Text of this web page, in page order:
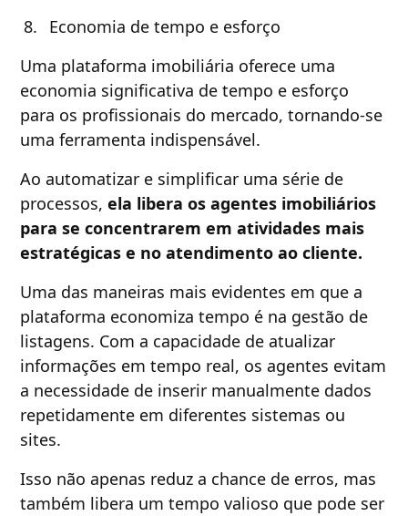
Economia de tempo e esforço
Uma plataforma imobiliária oferece uma
economia significativa de tempo e esforço
para os profissionais do mercado, tornando-se
uma ferramenta indispensável.
Ao automatizar e simplificar uma série de
processos,ela libera os agentes imobiliários
para se concentrarem em atividades mais
estratégicas e no atendimento ao cliente.
Uma das maneiras mais evidentes em que a
plataforma economiza tempo é na gestão de
listagens. Com a capacidade de atualizar
informações em tempo real, os agentes evitam
a necessidade de inserir manualmente dados
repetidamente em diferentes sistemas ou
sites.
Isso não apenas reduz a chance de erros, mas
também libera um tempo valioso que pode ser